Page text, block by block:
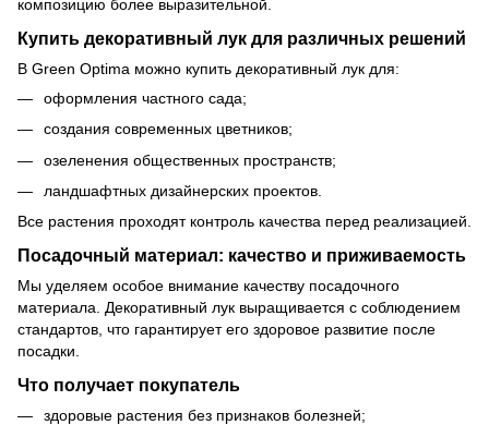
композицию более выразительной.
Купить декоративный лук для различных решений
В Green Optima можно купить декоративный лук для:
оформления частного сада;
создания современных цветников;
озеленения общественных пространств;
ландшафтных дизайнерских проектов.
Все растения проходят контроль качества перед реализацией.
Посадочный материал: качество и приживаемость
Мы уделяем особое внимание качеству посадочного
материала. Декоративный лук выращивается с соблюдением
стандартов, что гарантирует его здоровое развитие после
посадки.
Что получает покупатель
здоровые растения без признаков болезней;